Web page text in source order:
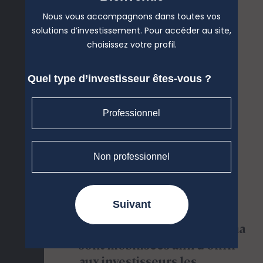
Accueil Nous Contacter
Nous contacter
Toutes les équipes de Sienna
sont mobilisées afin d'offrir
Nous vous accompagnons dans toutes vos
solutions d’investissement. Pour accéder au site,
choisissez votre profil.
Quel type d’investisseur êtes-vous ?
Professionnel
Non professionnel
Suivant